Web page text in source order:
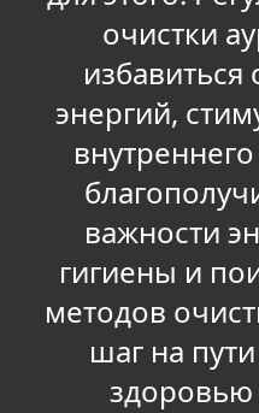
очистки
избавиться
энергий,
важности
гигиены и
методов
шаг на
здоровью